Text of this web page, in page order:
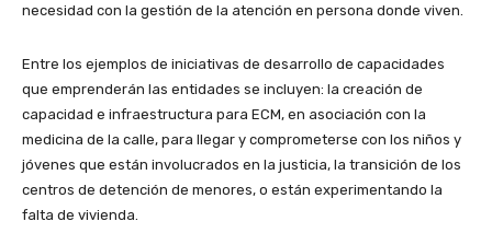
necesidad con la gestión de la atención en persona donde viven.
Entre los ejemplos de iniciativas de desarrollo de capacidades
que emprenderán las entidades se incluyen: la creación de
capacidad e infraestructura para ECM, en asociación con la
medicina de la calle, para llegar y comprometerse con los niños y
jóvenes que están involucrados en la justicia, la transición de los
centros de detención de menores, o están experimentando la
falta de vivienda.